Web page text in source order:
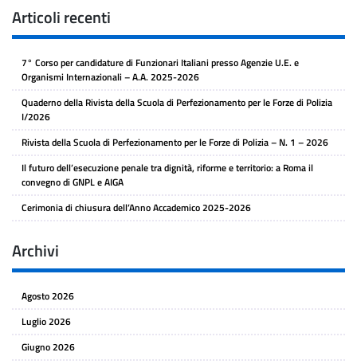
Articoli recenti
7° Corso per candidature di Funzionari Italiani presso Agenzie U.E. e
Organismi Internazionali – A.A. 2025-2026
Quaderno della Rivista della Scuola di Perfezionamento per le Forze di Polizia
I/2026
Rivista della Scuola di Perfezionamento per le Forze di Polizia – N. 1 – 2026
Il futuro dell’esecuzione penale tra dignità, riforme e territorio: a Roma il
convegno di GNPL e AIGA
Cerimonia di chiusura dell’Anno Accademico 2025-2026
Archivi
Agosto 2026
Luglio 2026
Giugno 2026